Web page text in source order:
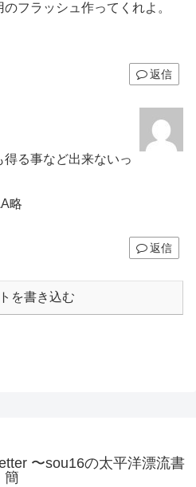
フラッシュ作ってくれよ。
返信
得る事など出来ないっ
略
返信
を書き込む
〜sou16の太平洋漂流書
簡